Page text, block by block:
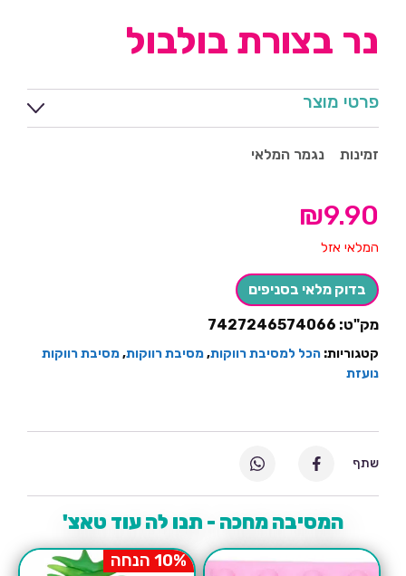
נר בצורת בולבול
פרטי מוצר
זמינות נגמר המלאי
₪9.90
המלאי אזל
בדוק מלאי בסניפים
מק"ט: 7427246574066
קטגוריות: הכל למסיבת רווקות,מסיבת רווקות,מסיבת רווקות
נועזת
המסיבה מחכה - תנו לה עוד טאצ'
10% הנחה
שתף